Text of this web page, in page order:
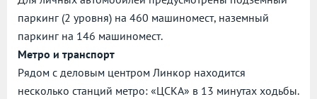
паркинг (2 уровня) на 460 машиномест, наземный
паркинг на 146 машиномест.
Метро и транспорт
Рядом с деловым центром Линкор находится
несколько станций метро: «ЦСКА» в 13 минутах ходьбы.